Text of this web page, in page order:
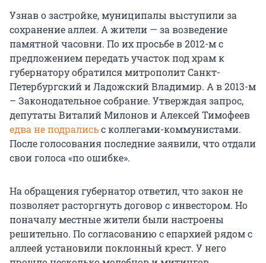
Узнав о застройке, муниципалы выступили за
сохранение аллеи. А жители — за возведение
памятной часовни. По их просьбе в 2012-м с
предложением передать участок под храм к
губернатору обратился митрополит Санкт-
Петербургский и Ладожский Владимир. А в 2013-м
– Законодательное собрание. Утверждая запрос,
депутаты Виталий Милонов и Алексей Тимофеев
едва не подралисьс коллегами-коммунистами.
После голосования последние заявили, что отдали
свои голоса «по ошибке».
На обращения губернатор ответил, что закон не
позволяет расторгнуть договор с инвестором. Но
поначалу местные жители были настроены
решительно. По согласованию с епархией рядом с
аллеей установили поклонный крест. У него